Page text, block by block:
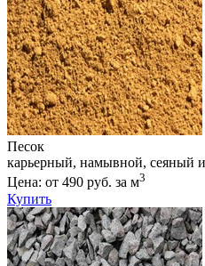
Песок
карьерный, намывной, сеяный
Цена: от 490 руб. за м3
Купить